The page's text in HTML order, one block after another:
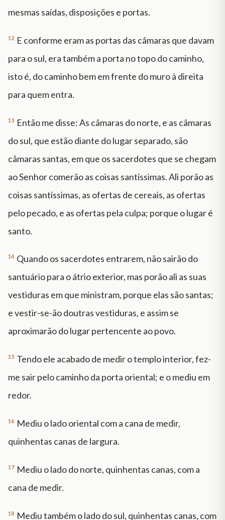
mesmas saídas, disposições e portas.
12 E conforme eram as portas das câmaras que davam
para o sul, era também a porta no topo do caminho,
isto é, do caminho bem em frente do muro à direita
para quem entra.
13 Então me disse: As câmaras do norte, e as câmaras
do sul, que estão diante do lugar separado, são
câmaras santas, em que os sacerdotes que se chegam
ao Senhor comerão as coisas santíssimas. Ali porão as
coisas santíssimas, as ofertas de cereais, as ofertas
pelo pecado, e as ofertas pela culpa; porque o lugar é
santo.
14 Quando os sacerdotes entrarem, não sairão do
santuário para o átrio exterior, mas porão ali as suas
vestiduras em que ministram, porque elas são santas;
e vestir-se-ão doutras vestiduras, e assim se
aproximarão do lugar pertencente ao povo.
15 Tendo ele acabado de medir o templo interior, fez-
me sair pelo caminho da porta oriental; e o mediu em
redor.
16 Mediu o lado oriental com a cana de medir,
quinhentas canas de largura.
17 Mediu o lado do norte, quinhentas canas, com a
cana de medir.
18 Mediu também o lado do sul, quinhentas canas, com